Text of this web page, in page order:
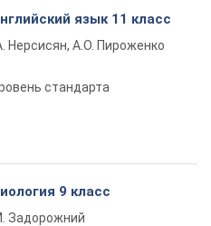
язык 11 класс
Нерсисян, А.О. Пироженко
стандарта
9 класс
Задорожний